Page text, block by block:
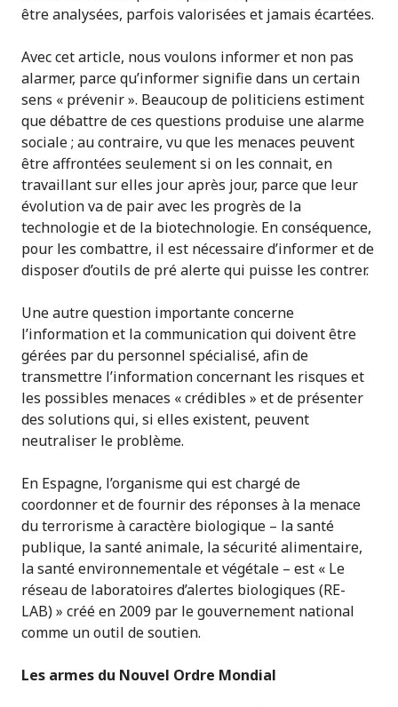
être analysées, parfois valorisées et jamais écartées.
Avec cet article, nous voulons informer et non pas
alarmer, parce qu’informer signifie dans un certain
sens « prévenir ». Beaucoup de politiciens estiment
que débattre de ces questions produise une alarme
sociale ; au contraire, vu que les menaces peuvent
être affrontées seulement si on les connait, en
travaillant sur elles jour après jour, parce que leur
évolution va de pair avec les progrès de la
technologie et de la biotechnologie. En conséquence,
pour les combattre, il est nécessaire d’informer et de
disposer d’outils de pré alerte qui puisse les contrer.
Une autre question importante concerne
l’information et la communication qui doivent être
gérées par du personnel spécialisé, afin de
transmettre l’information concernant les risques et
les possibles menaces « crédibles » et de présenter
des solutions qui, si elles existent, peuvent
neutraliser le problème.
En Espagne, l’organisme qui est chargé de
coordonner et de fournir des réponses à la menace
du terrorisme à caractère biologique – la santé
publique, la santé animale, la sécurité alimentaire,
la santé environnementale et végétale – est « Le
réseau de laboratoires d’alertes biologiques (RE-
LAB) » créé en 2009 par le gouvernement national
comme un outil de soutien.
Les armes du Nouvel Ordre Mondial